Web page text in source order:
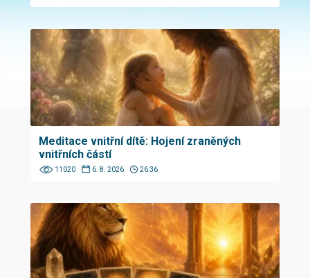
Meditace vnitřní dítě: Hojení zraněných
vnitřních částí
11020 6. 8. 2026 26:36